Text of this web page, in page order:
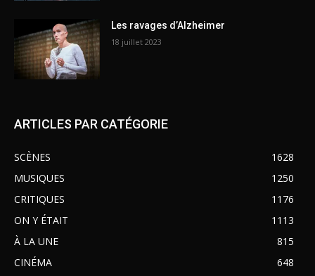
Les ravages d’Alzheimer
18 juillet 2023
ARTICLES PAR CATÉGORIE
SCÈNES
1628
MUSIQUES
1250
CRITIQUES
1176
ON Y ÉTAIT
1113
À LA UNE
815
CINÉMA
648